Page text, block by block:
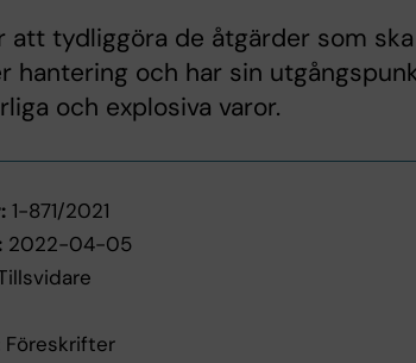
att tydliggöra de åtgärder som ska
hantering och har sin
och explosiva varor.
1-871/2021
2022-04-05
Föreskrifter